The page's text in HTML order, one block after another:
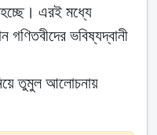
এরই মধ্যে
গণিতবীদের ভবিষ্যদ্বানী
তুমুল আলোচনায়